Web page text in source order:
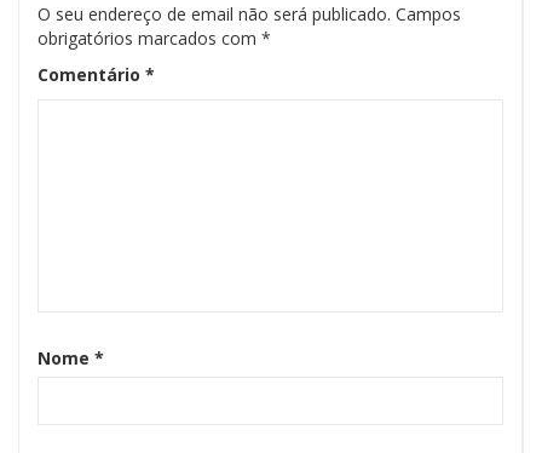
O seu endereço de email não será publicado. Campos
obrigatórios marcados com *
Comentário *
Nome *